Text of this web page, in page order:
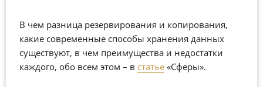
В чем разница резервирования и копирования,
какие современные способы хранения данных
существуют, в чем преимущества и недостатки
каждого, обо всем этом – в статье «Сферы».